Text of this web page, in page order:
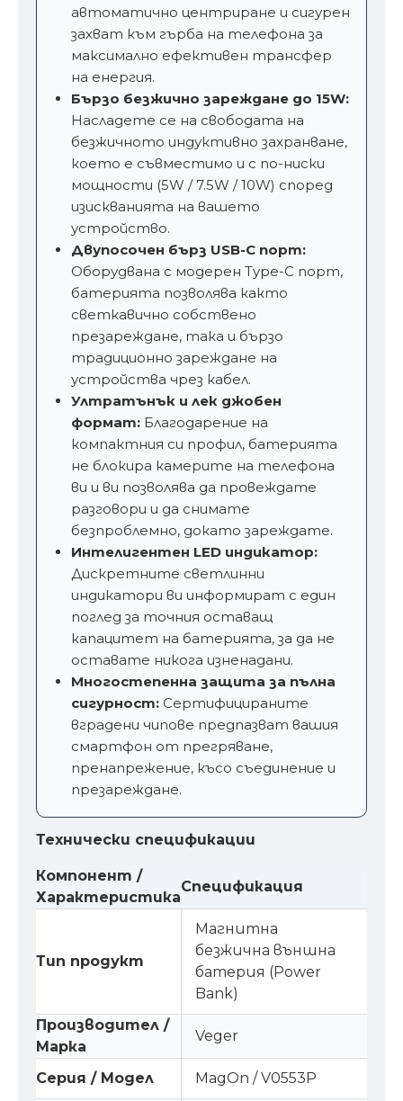
автоматично центриране и сигурен
захват към гърба на телефона за
максимално ефективен трансфер
на енергия.
Бързо безжично зареждане до 15W:
Насладете се на свободата на
безжичното индуктивно захранване,
което е съвместимо и с по-ниски
мощности (5W / 7.5W / 10W) според
изискванията на вашето
устройство.
Двупосочен бърз USB-C порт:
Оборудвана с модерен Type-C порт,
батерията позволява както
светкавично собствено
презареждане, така и бързо
традиционно зареждане на
устройства чрез кабел.
Ултратънък и лек джобен
формат: Благодарение на
компактния си профил, батерията
не блокира камерите на телефона
ви и ви позволява да провеждате
разговори и да снимате
безпроблемно, докато зареждате.
Интелигентен LED индикатор:
Дискретните светлинни
индикатори ви информират с един
поглед за точния оставащ
капацитет на батерията, за да не
оставате никога изненадани.
Многостепенна защита за пълна
сигурност: Сертифицираните
вградени чипове предпазват вашия
смартфон от прегряване,
пренапрежение, късо съединение и
презареждане.
Технически спецификации
Компонент /
Характеристика
Спецификация
Тип продукт
Магнитна
безжична външна
батерия (Power
Bank)
Производител /
Марка
Veger
Серия / Модел MagOn / V0553P